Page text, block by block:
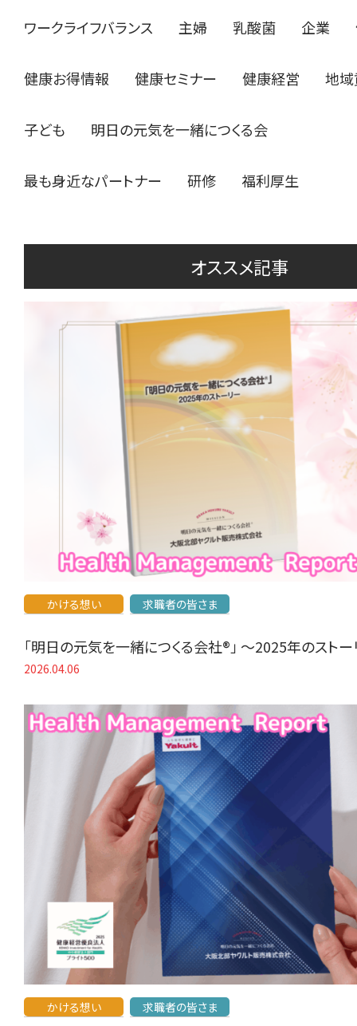
ワークライフバランス 主婦 乳酸菌 企業
健康お得情報 健康セミナー 健康経営 地
子ども 明日の元気を一緒につくる会
最も身近なパートナー 研修 福利厚生
オススメ記事
かける想い 求職者の皆さま
「明日の元気を一緒につくる会社®」 〜2025年のスト
2026.04.06
かける想い 求職者の皆さま